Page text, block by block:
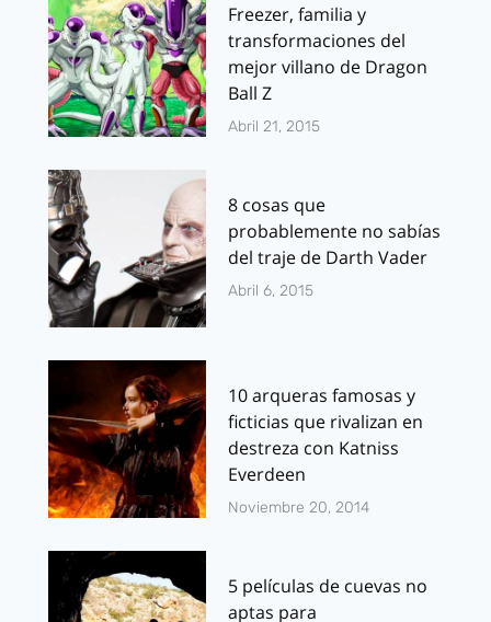
Freezer, familia y
transformaciones del
mejor villano de Dragon
Ball Z
Abril 21, 2015
8 cosas que
probablemente no sabías
del traje de Darth Vader
Abril 6, 2015
10 arqueras famosas y
ficticias que rivalizan en
destreza con Katniss
Everdeen
Noviembre 20, 2014
5 películas de cuevas no
aptas para